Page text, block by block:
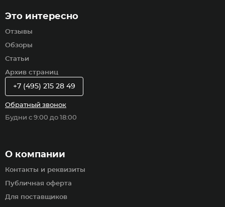
Это интересно
Отзывы
Обзоры
Статьи
Архив страниц
О компании
Контакты и реквизиты
Публичная оферта
Для поставщиков
+7 (495) 215 28 49
Обратный звонок
Будни с 9:00 до 18:00